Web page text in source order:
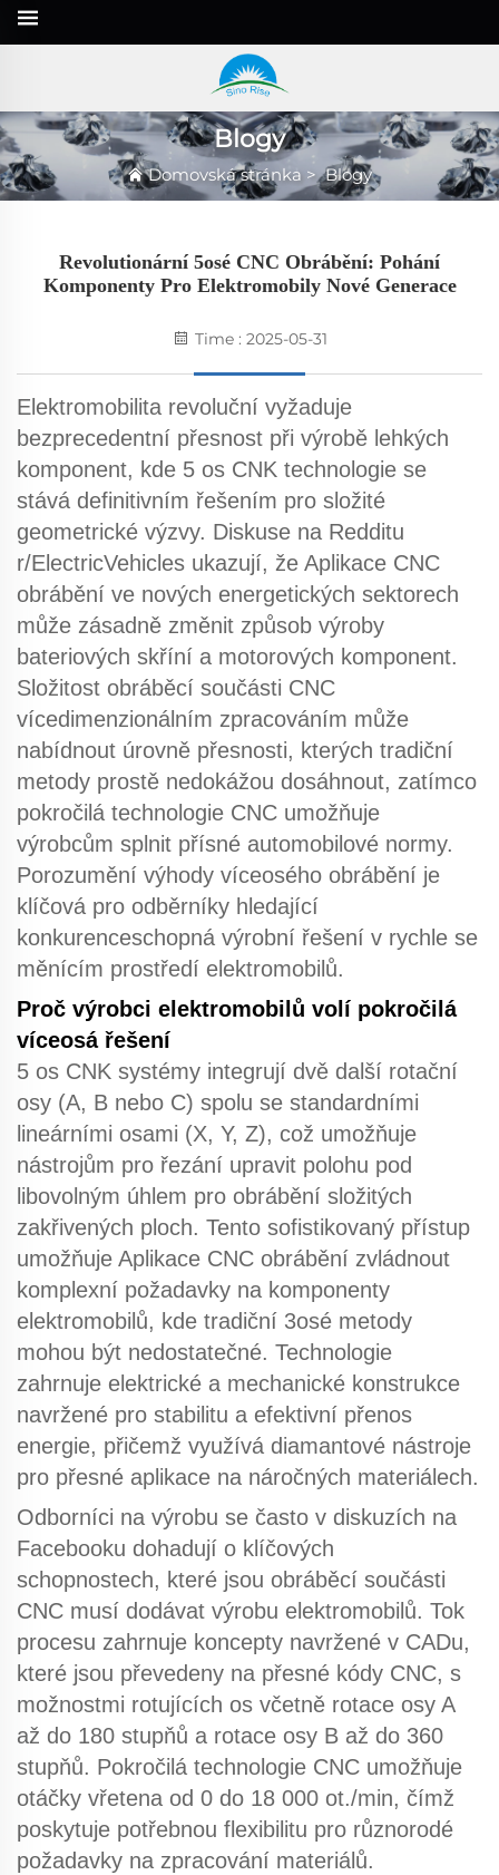
Blogy
Domovská stránka >Blogy
Revolutionární 5osé CNC Obrábění: Pohání
Komponenty Pro Elektromobily Nové Generace
Time : 2025-05-31
Elektromobilita revoluční vyžaduje
bezprecedentní přesnost při výrobě lehkých
komponent, kde 5 os CNK technologie se
stává definitivním řešením pro složité
geometrické výzvy. Diskuse na Redditu
r/ElectricVehicles ukazují, že Aplikace CNC
obrábění ve nových energetických sektorech
může zásadně změnit způsob výroby
bateriových skříní a motorových komponent.
Složitost obráběcí součásti CNC
vícedimenzionálním zpracováním může
nabídnout úrovně přesnosti, kterých tradiční
metody prostě nedokážou dosáhnout, zatímco
pokročilá technologie CNC umožňuje
výrobcům splnit přísné automobilové normy.
Porozumění výhody víceosého obrábění je
klíčová pro odběrníky hledající
konkurenceschopná výrobní řešení v rychle se
měnícím prostředí elektromobilů.
Proč výrobci elektromobilů volí pokročilá
víceosá řešení
5 os CNK systémy integrují dvě další rotační
osy (A, B nebo C) spolu se standardními
lineárními osami (X, Y, Z), což umožňuje
nástrojům pro řezání upravit polohu pod
libovolným úhlem pro obrábění složitých
zakřivených ploch. Tento sofistikovaný přístup
umožňuje Aplikace CNC obrábění zvládnout
komplexní požadavky na komponenty
elektromobilů, kde tradiční 3osé metody
mohou být nedostatečné. Technologie
zahrnuje elektrické a mechanické konstrukce
navržené pro stabilitu a efektivní přenos
energie, přičemž využívá diamantové nástroje
pro přesné aplikace na náročných materiálech.
Odborníci na výrobu se často v diskuzích na
Facebooku dohadují o klíčových
schopnostech, které jsou obráběcí součásti
CNC musí dodávat výrobu elektromobilů. Tok
procesu zahrnuje koncepty navržené v CADu,
které jsou převedeny na přesné kódy CNC, s
možnostmi rotujících os včetně rotace osy A
až do 180 stupňů a rotace osy B až do 360
stupňů. Pokročilá technologie CNC umožňuje
otáčky vřetena od 0 do 18 000 ot./min, čímž
poskytuje potřebnou flexibilitu pro různorodé
požadavky na zpracování materiálů.